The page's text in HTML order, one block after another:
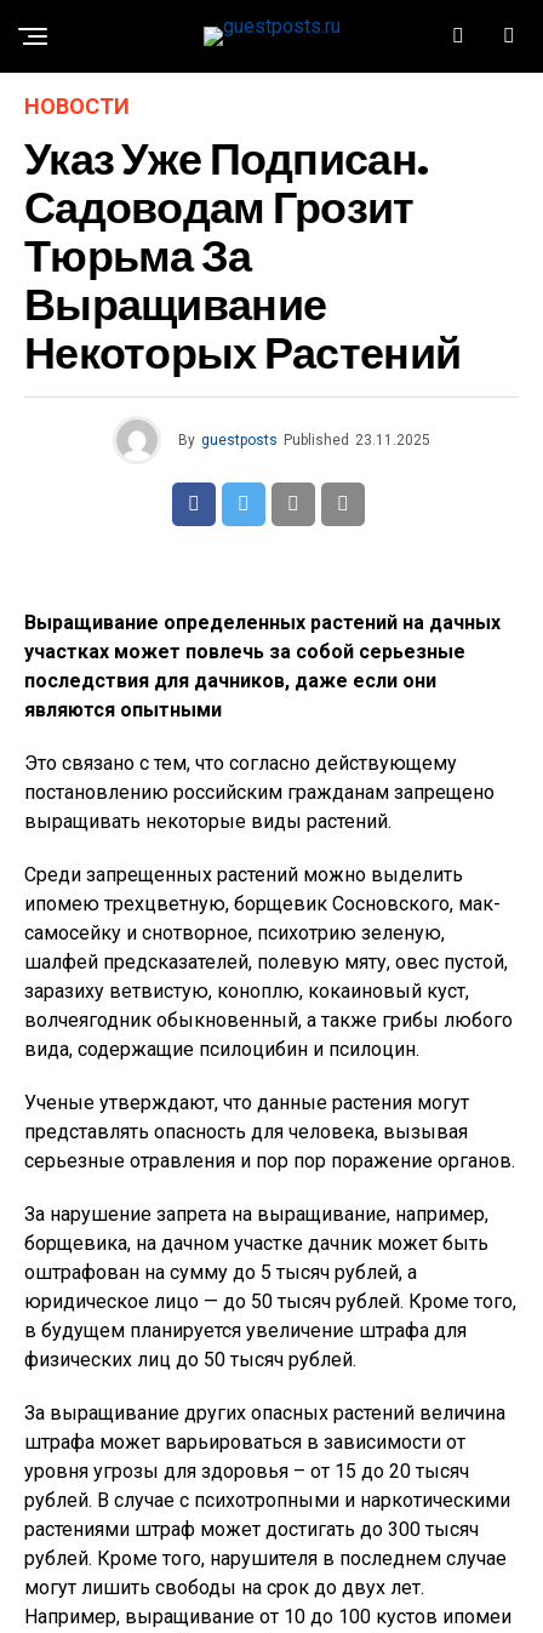
НОВОСТИ
Указ Уже Подписан.
Садоводам Грозит
Тюрьма За
Выращивание
Некоторых Растений
By guestposts Published 23.11.2025
Выращивание определенных растений на дачных
участках может повлечь за собой серьезные
последствия для дачников, даже если они
являются опытными
Это связано с тем, что согласно действующему
постановлению российским гражданам запрещено
выращивать некоторые виды растений.
Среди запрещенных растений можно выделить
ипомею трехцветную, борщевик Сосновского, мак-
самосейку и снотворное, психотрию зеленую,
шалфей предсказателей, полевую мяту, овес пустой,
заразиху ветвистую, коноплю, кокаиновый куст,
волчеягодник обыкновенный, а также грибы любого
вида, содержащие псилоцибин и псилоцин.
Ученые утверждают, что данные растения могут
представлять опасность для человека, вызывая
серьезные отравления и пор пор поражение органов.
За нарушение запрета на выращивание, например,
борщевика, на дачном участке дачник может быть
оштрафован на сумму до 5 тысяч рублей, а
юридическое лицо — до 50 тысяч рублей. Кроме того,
в будущем планируется увеличение штрафа для
физических лиц до 50 тысяч рублей.
За выращивание других опасных растений величина
штрафа может варьироваться в зависимости от
уровня угрозы для здоровья – от 15 до 20 тысяч
рублей. В случае с психотропными и наркотическими
растениями штраф может достигать до 300 тысяч
рублей. Кроме того, нарушителя в последнем случае
могут лишить свободы на срок до двух лет.
Например, выращивание от 10 до 100 кустов ипомеи